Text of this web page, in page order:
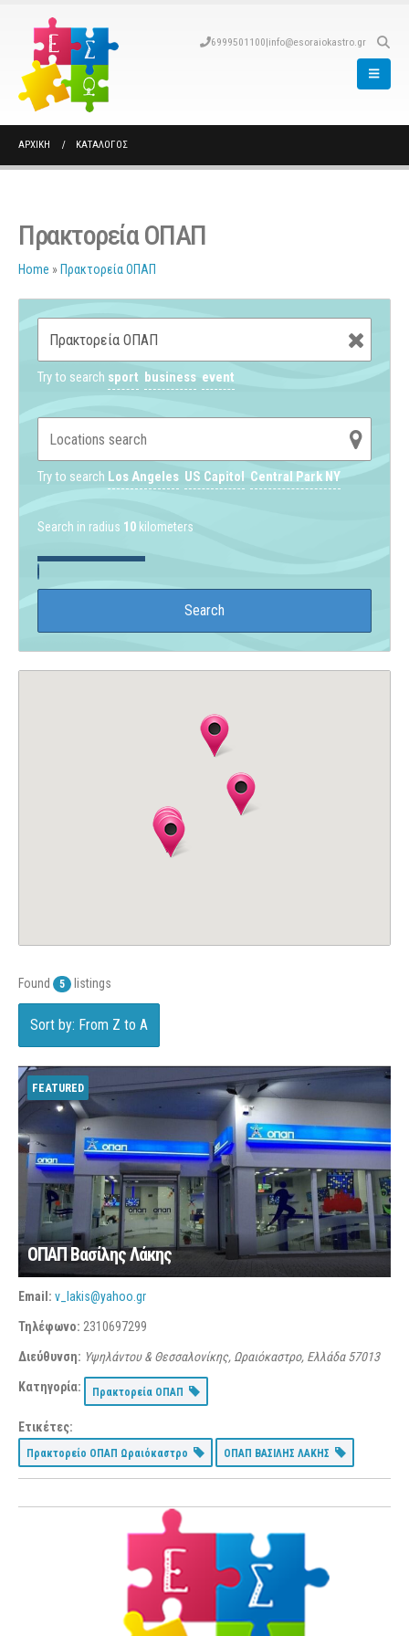
6999501100|info@esoraiokastro.gr
ΑΡΧΙΚΉ ΚΑΤΆΛΟΓΟΣ
Πρακτορεία ΟΠΑΠ
Home » Πρακτορεία ΟΠΑΠ
Try to search sport business event
Try to search Los Angeles US Capitol Central Park NY
Search in radius 10 kilometers
Found 5 listings
Sort by: From Z to A
FEATURED
ΟΠΑΠ Βασίλης Λάκης
Email: v_lakis@yahoo.gr
Τηλέφωνο: 2310697299
Διεύθυνση: Υψηλάντου & Θεσσαλονίκης, Ωραιόκαστρο, Ελλάδα 57013
Κατηγορία: Πρακτορεία ΟΠΑΠ
Ετικέτες:
Πρακτορείο ΟΠΑΠ Ωραιόκαστρο ΟΠΑΠ ΒΑΣΙΛΗΣ ΛΑΚΗΣ